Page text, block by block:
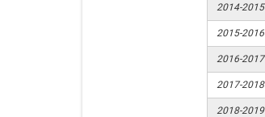
2014-2015
2015-2016
2016-2017
2017-2018
2018-2019